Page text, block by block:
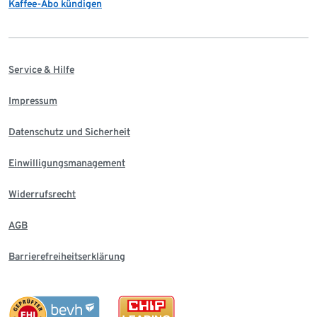
Kaffee-Abo kündigen
Service & Hilfe
Impressum
Datenschutz und Sicherheit
Einwilligungsmanagement
Widerrufsrecht
AGB
Barrierefreiheitserklärung